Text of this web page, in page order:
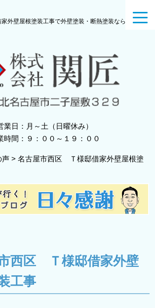
外壁屋根塗装工事で外壁塗装・断熱塗装なら、一級塗
業日：月～土（日曜休み）
時間：９：００～１９：００
声 > 名古屋市西区 Ｔ様邸借家外壁屋根塗
西区 Ｔ様邸借家外壁
工事